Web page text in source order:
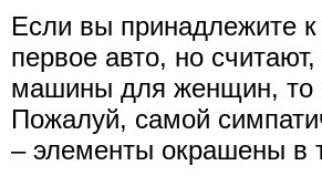
Если вы принадлежите
первое авто, но
машины для женщин, то
Пожалуй, самой
– элементы окрашены в